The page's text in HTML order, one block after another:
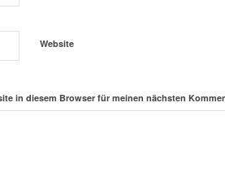
Website
in diesem Browser für meinen nächsten